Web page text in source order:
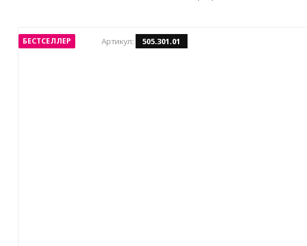
БЕСТСЕЛЛЕР Артикул: 505.301.01